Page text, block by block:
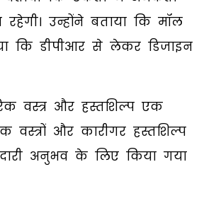
उन्होंने बताया कि मॉल
कि डीपीआर से लेकर डिजाइन
वस्त्र और हस्तशिल्प एक
और कारीगर हस्तशिल्प
अनुभव के लिए किया गया